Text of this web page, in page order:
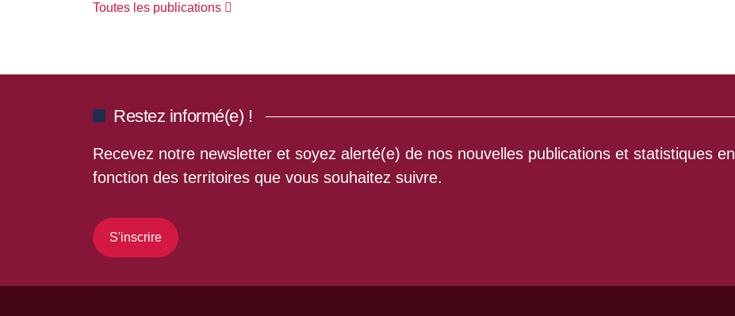
Toutes les publications
Restez informé(e) !
Recevez notre newsletter et soyez alerté(e) de nos nouvelles publications et statistiques en
fonction des territoires que vous souhaitez suivre.
S'inscrire